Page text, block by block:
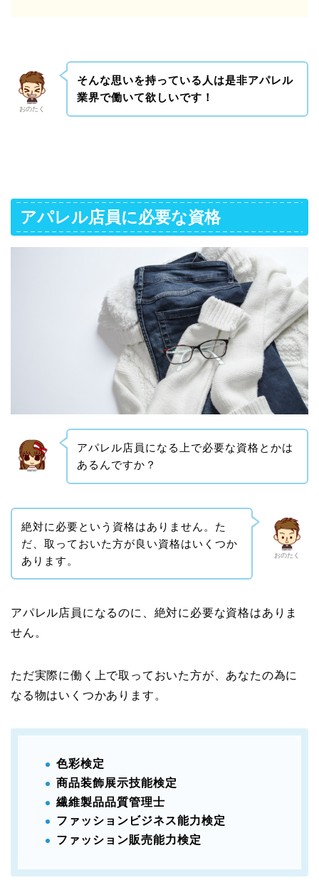
おのたく
そんな思いを持っている人は是非アパレル
業界で働いて欲しいです！
アパレル店員に必要な資格
アパレル店員になる上で必要な資格とかは
あるんですか？
おのたく
絶対に必要という資格はありません。た
だ、取っておいた方が良い資格はいくつか
あります。
アパレル店員になるのに、絶対に必要な資格はありま
せん。
ただ実際に働く上で取っておいた方が、あなたの為に
なる物はいくつかあります。
色彩検定
商品装飾展示技能検定
繊維製品品質管理士
ファッションビジネス能力検定
ファッション販売能力検定